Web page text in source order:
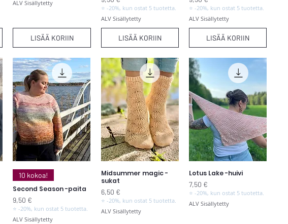
ALV Sisällytetty
LISÄÄ KORIIN
⭐ -20%, kun ostat 5 tuotetta.
ALV Sisällytetty
LISÄÄ KORIIN
⭐ -20%, kun ostat 5 tuotetta.
ALV Sisällytetty
LISÄÄ KORIIN
Pikakatselu
10 kokoa!
Second Season -paita
Hinta
9,50 €
⭐ -20%, kun ostat 5 tuotetta.
ALV Sisällytetty
Pikakatselu
Midsummer magic -
sukat
Hinta
6,50 €
⭐ -20%, kun ostat 5 tuotetta.
ALV Sisällytetty
Pikakatselu
Lotus Lake -huivi
Hinta
7,50 €
⭐ -20%, kun ostat 5 tuotetta.
ALV Sisällytetty